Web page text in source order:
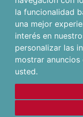
la funcionalidad
una mejor
interés en
personalizar las
mostrar anuncios
usted.